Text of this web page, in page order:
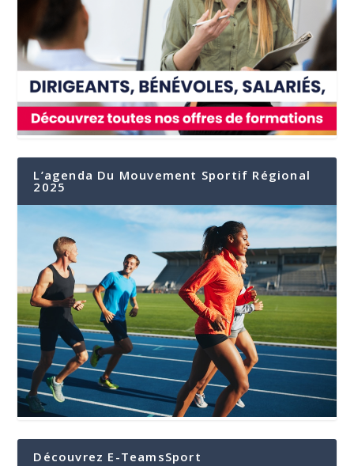
L’agenda Du Mouvement Sportif Régional
2025
Découvrez E-TeamsSport